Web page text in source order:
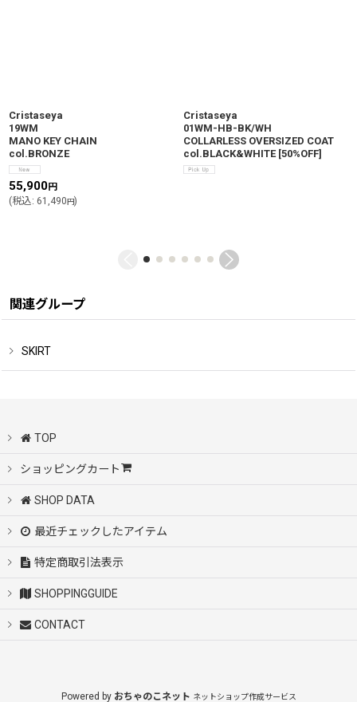
Cristaseya
19WM
MANO KEY CHAIN
col.BRONZE
55,900円
(税込: 61,490円)
Cristaseya
01WM-HB-BK/WH
COLLARLESS OVERSIZED COAT
col.BLACK&WHITE [50%OFF]
関連グループ
SKIRT
TOP
ショッピングカート
SHOP DATA
最近チェックしたアイテム
特定商取引法表示
SHOPPINGGUIDE
CONTACT
Powered by おちゃのこネット ネットショップ作成サービス